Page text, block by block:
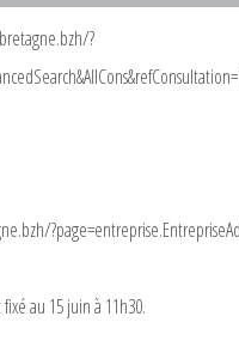
?
au 15 juin à 11h30.